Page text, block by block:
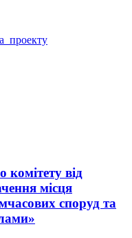
від
місця
споруд та